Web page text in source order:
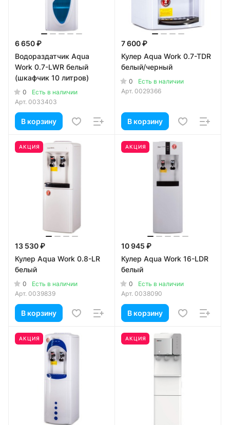
6 650 ₽
Водораздатчик Aqua
Work 0.7-LWR белый
(шкафчик 10 литров)
0
Есть в наличии
Арт. 0033403
В корзину
7 600 ₽
Кулер Aqua Work 0.7-TDR
белый/черный
0
Есть в наличии
Арт. 0029366
В корзину
АКЦИЯ
13 530 ₽
Кулер Aqua Work 0.8-LR
белый
0
Есть в наличии
Арт. 0039839
В корзину
АКЦИЯ
10 945 ₽
Кулер Aqua Work 16-LDR
белый
0
Есть в наличии
Арт. 0038090
В корзину
АКЦИЯ АКЦИЯ